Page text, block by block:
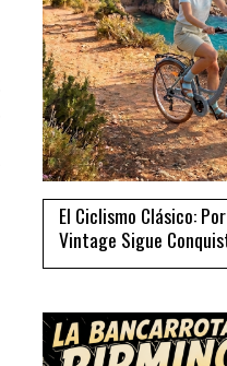
El Ciclismo Clásico:
Vintage Sigue